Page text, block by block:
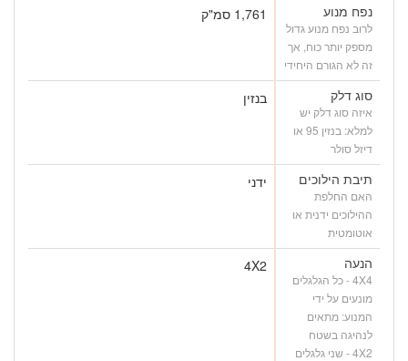
נפח מנוע
לרוב נפח מנוע גדול
מספק יותר כוח, אך
זה לא הגורם היחידי
1,761 סמ"ק
סוג דלק
איזה סוג דלק יש
למלא: בנזין 95 או
דיזל סולר
בנזין
תיבת הילוכים
האם החלפת
ההילוכים ידנית או
אוטומטית
ידני
הנעה
4X4 - כל הגלגלים
מונעים על ידי
המנוע: מתאים
לנהיגה בשטח
4X2 - שני גלגלים
4X2